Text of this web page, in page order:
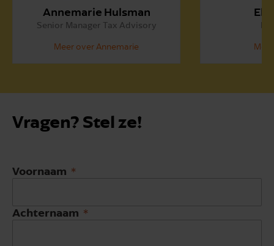
Annemarie Hulsman
Senior Manager Tax Advisory
Meer over Annemarie
Vragen? Stel ze!
Voornaam
Achternaam